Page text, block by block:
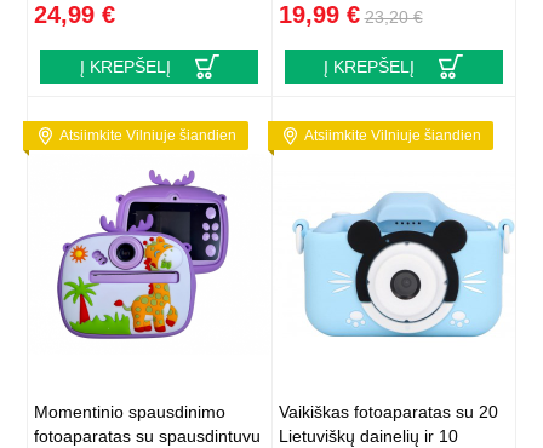
24,99 €
Į KREPŠELĮ
19,99 € 23,20 €
Į KREPŠELĮ
Atsiimkite Vilniuje šiandien
Momentinio spausdinimo
fotoaparatas su spausdintuvu
Atsiimkite Vilniuje šiandien
Vaikiškas fotoaparatas su 20
Lietuviškų dainelių ir 10